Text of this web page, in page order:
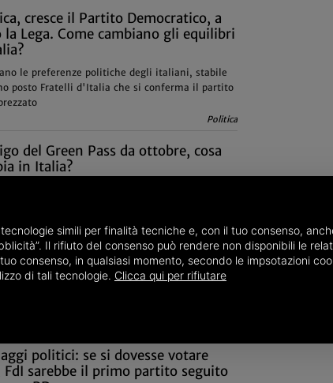
cresce il Partito Democratico, a
la Lega. Come cambiano gli equilibri
le preferenze politiche degli italiani, stabile
posto Fratelli d'Italia che si conferma il partito
Politica
del Green Pass da ottobre, cosa
in Italia?
Politica
politici: se si dovesse votare
FdI sarebbe il primo partito seguito
simili per finalità tecniche e, con il tuo consenso,
Il rifiuto del consenso può rendere non disponibili le
consenso, in qualsiasi momento, secondo le impsotazioni
di tali tecnologie. Clicca qui per rifiutare